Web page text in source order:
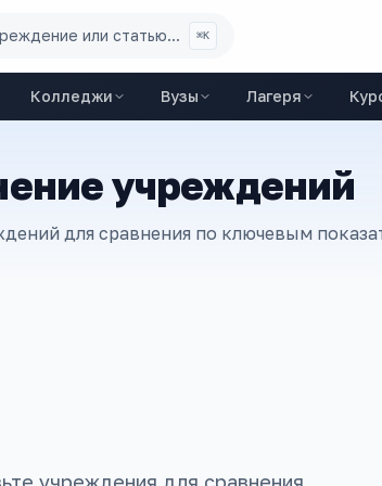
или статью... ⌘K
Колледжи Вузы Лагеря
учреждений
для сравнения по ключевым